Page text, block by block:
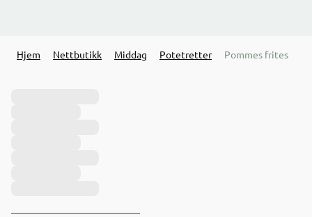
Hjem Nettbutikk Middag Potetretter Pommes frites